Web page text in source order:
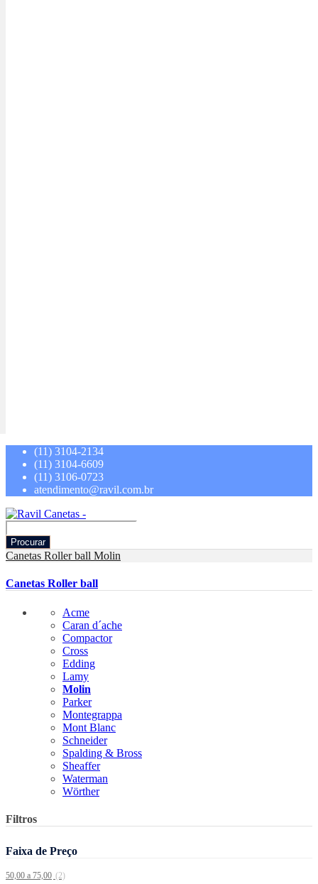
(11) 3104-2134
(11) 3104-6609
(11) 3106-0723
atendimento@ravil.com.br
Procurar
Canetas Roller ball Molin
Canetas Roller ball
Acme
Caran d´ache
Compactor
Cross
Edding
Lamy
Molin
Parker
Montegrappa
Mont Blanc
Schneider
Spalding & Bross
Sheaffer
Waterman
Wörther
Filtros
Faixa de Preço
50,00 a 75,00 (2)